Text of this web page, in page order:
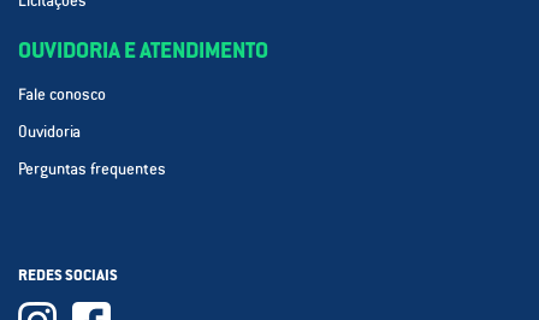
OUVIDORIA E ATENDIMENTO
Fale conosco
Ouvidoria
Perguntas frequentes
REDES SOCIAIS